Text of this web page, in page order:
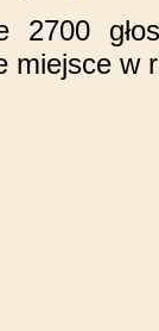
2700
miejsce w